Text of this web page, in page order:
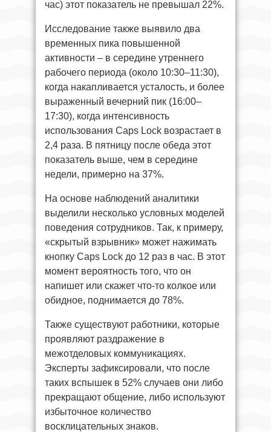
час) этот показатель не превышал 22%.
Исследование также выявило два
временных пика повышенной
активности – в середине утреннего
рабочего периода (около 10:30–11:30),
когда накапливается усталость, и более
выраженный вечерний пик (16:00–
17:30), когда интенсивность
использования Caps Lock возрастает в
2,4 раза. В пятницу после обеда этот
показатель выше, чем в середине
недели, примерно на 37%.
На основе наблюдений аналитики
выделили несколько условных моделей
поведения сотрудников. Так, к примеру,
«скрытый взрывник» может нажимать
кнопку Caps Lock до 12 раз в час. В этот
момент вероятность того, что он
напишет или скажет что-то колкое или
обидное, поднимается до 78%.
Также существуют работники, которые
проявляют раздражение в
межотделовых коммуникациях.
Эксперты зафиксировали, что после
таких вспышек в 52% случаев они либо
прекращают общение, либо используют
избыточное количество
восклицательных знаков.